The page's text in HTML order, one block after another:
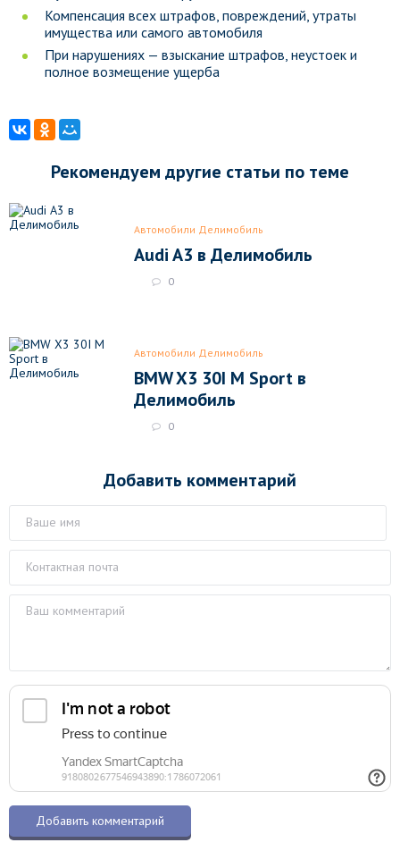
Компенсация всех штрафов, повреждений, утраты
имущества или самого автомобиля
При нарушениях — взыскание штрафов, неустоек и
полное возмещение ущерба
Рекомендуем другие статьи по теме
Автомобили Делимобиль
Audi A3 в Делимобиль
0
Автомобили Делимобиль
BMW X3 30I M Sport в
Делимобиль
0
Добавить комментарий